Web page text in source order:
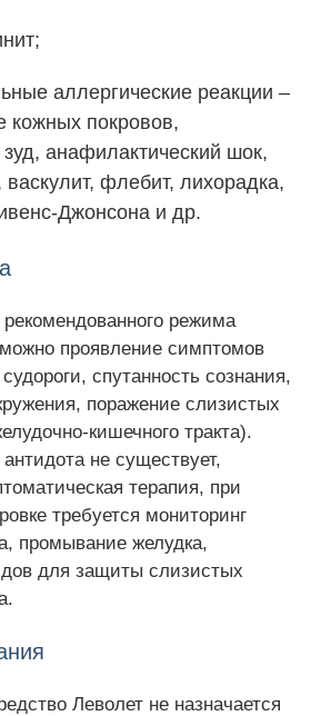
аллергические реакции –
кожных покровов,
анафилактический шок,
васкулит, флебит, лихорадка,
Джонсона и др.
режима
проявление симптомов
спутанность сознания,
поражение слизистых
кишечного тракта).
не существует,
терапия, при
требуется мониторинг
промывание желудка,
для защиты слизистых
Леволет не назначается